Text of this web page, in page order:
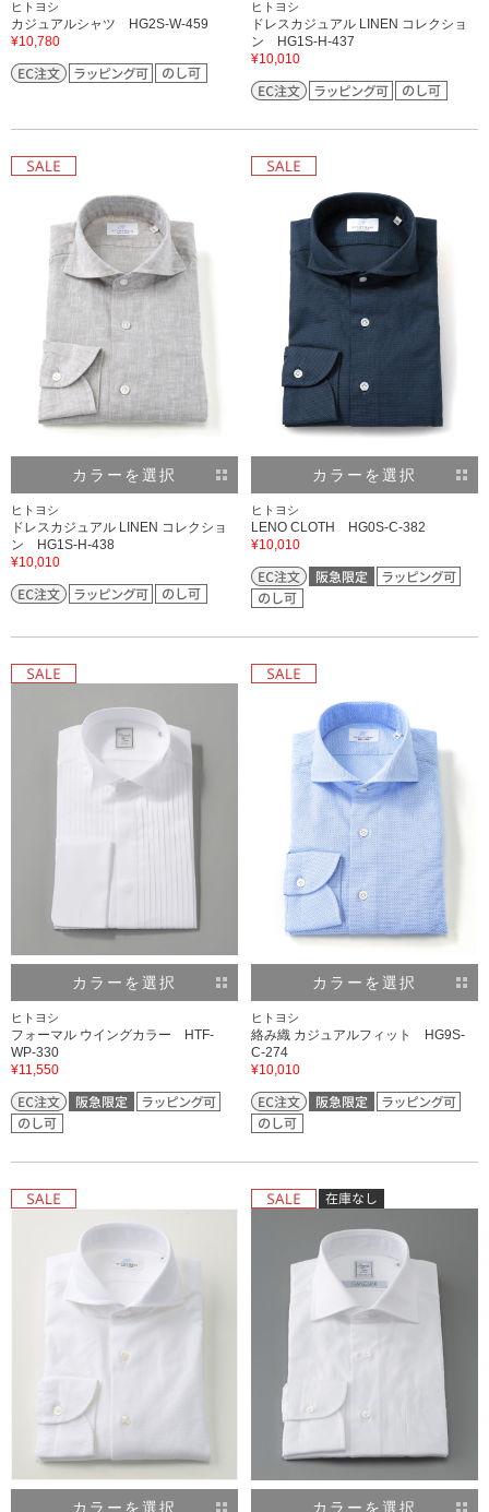
ヒトヨシ
カジュアルシャツ HG2S-W-459
¥10,780
ヒトヨシ
ドレスカジュアル LINEN コレクショ
ン HG1S-H-437
¥10,010
カラーを選択
ヒトヨシ
ドレスカジュアル LINEN コレクショ
ン HG1S-H-438
¥10,010
カラーを選択
ヒトヨシ
LENO CLOTH HG0S-C-382
¥10,010
カラーを選択
ヒトヨシ
フォーマル ウイングカラー HTF-
WP-330
¥11,550
カラーを選択
ヒトヨシ
絡み織 カジュアルフィット HG9S-
C-274
¥10,010
カラーを選択 カラーを選択